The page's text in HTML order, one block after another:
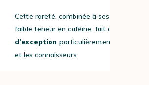
Cette rareté, combinée à ses qualités
faible teneur en caféine, fait du Laurina un
d’exception particulièrement recherché
et les connaisseurs.